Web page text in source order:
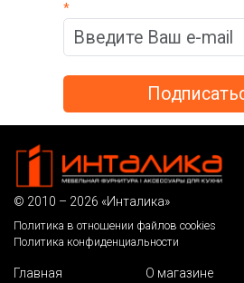
*
© 2010 – 2026 «Инталика»
Политика в отношении файлов cookies
Политика конфиденциальности
Главная О магазине